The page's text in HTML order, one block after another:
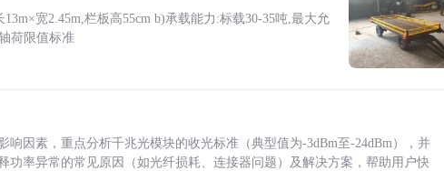
宽2.45m,栏板高55cm b)承载能力:标载30-35吨,最大允
荷限值标准
响因素，重点分析千兆光模块的收光标准（典型值为-3dBm至-24dBm），并
功率异常的常见原因（如光纤损耗、连接器问题）及解决方案，帮助用户快